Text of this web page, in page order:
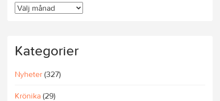
Äldre
Kategorier
Nyheter (327)
Krönika (29)